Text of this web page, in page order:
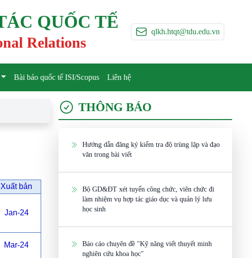
QUỐC TẾ
Relations
qlkh.htqt@tdu.edu.vn
Bài báo quốc tế ISI/Scopus Liên hệ
Xuất bản
Jan-24
Mar-24
THÔNG BÁO
Hướng dẫn đăng ký kiểm tra độ trùng lặp và đạo
văn trong bài viết
Bộ GD&ĐT xét tuyển công chức, viên chức đi
làm nhiệm vụ hợp tác giáo dục và quản lý lưu
học sinh
Báo cáo chuyên đề "Kỹ năng viết thuyết minh
nghiên cứu khoa học"